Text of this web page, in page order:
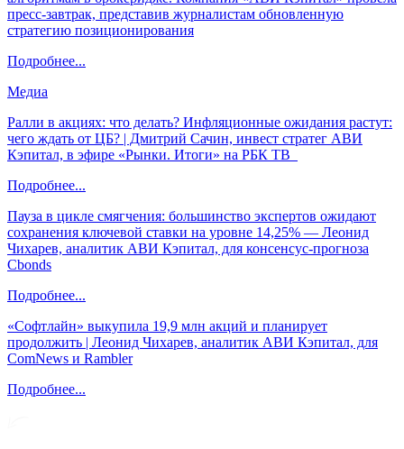
пресс-завтрак, представив журналистам обновленную
стратегию позиционирования
Подробнее...
Медиа
Ралли в акциях: что делать? Инфляционные ожидания растут:
чего ждать от ЦБ? | Дмитрий Сачин, инвест стратег АВИ
Кэпитал, в эфире «Рынки. Итоги» на РБК ТВ
Подробнее...
Пауза в цикле смягчения: большинство экспертов ожидают
сохранения ключевой ставки на уровне 14,25% — Леонид
Чихарев, аналитик АВИ Кэпитал, для консенсус-прогноза
Cbonds
Подробнее...
«Софтлайн» выкупила 19,9 млн акций и планирует
продолжить | Леонид Чихарев, аналитик АВИ Кэпитал, для
ComNews и Rambler
Подробнее...